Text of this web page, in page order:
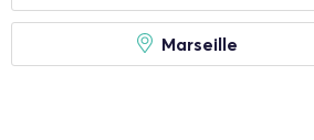
Marseille